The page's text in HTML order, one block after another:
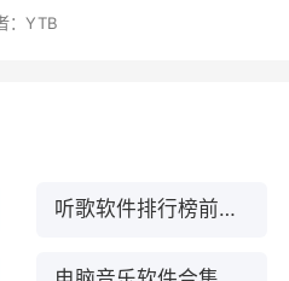
九周年活动上线
歌结束后能如...
：YTB
听歌软件排行榜前十名下载